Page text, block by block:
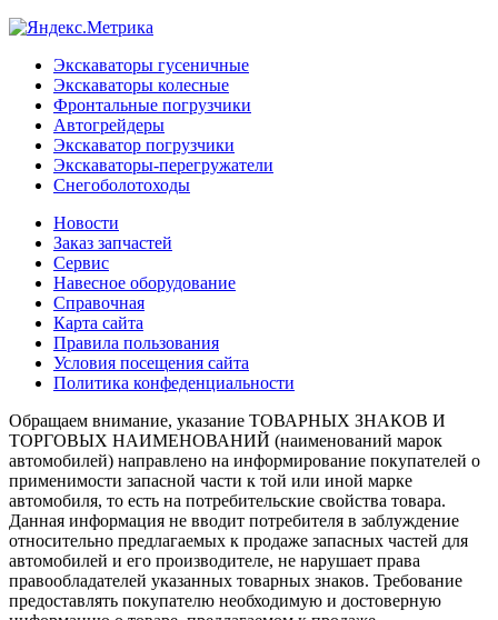
Экскаваторы гусеничные
Экскаваторы колесные
Фронтальные погрузчики
Автогрейдеры
Экскаватор погрузчики
Экскаваторы-перегружатели
Снегоболотоходы
Новости
Заказ запчастей
Сервис
Навесное оборудование
Справочная
Карта сайта
Правила пользования
Условия посещения сайта
Политика конфеденциальности
Обращаем внимание, указание ТОВАРНЫХ ЗНАКОВ И
ТОРГОВЫХ НАИМЕНОВАНИЙ (наименований марок
автомобилей) направлено на информирование покупателей о
применимости запасной части к той или иной марке
автомобиля, то есть на потребительские свойства товара.
Данная информация не вводит потребителя в заблуждение
относительно предлагаемых к продаже запасных частей для
автомобилей и его производителе, не нарушает права
правообладателей указанных товарных знаков. Требование
предоставлять покупателю необходимую и достоверную